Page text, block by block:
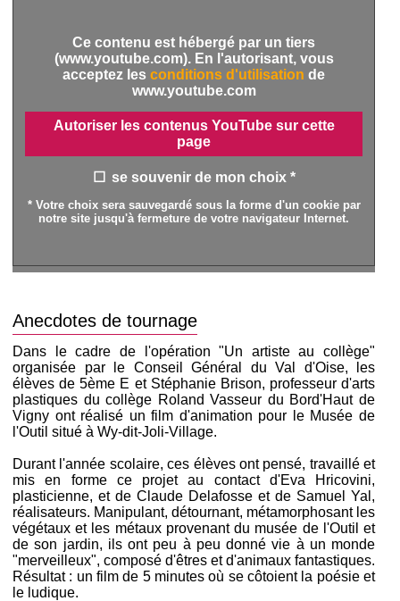
Ce contenu est hébergé par un tiers
(www.youtube.com). En l'autorisant, vous
acceptez les conditions d'utilisation de
www.youtube.com
Autoriser les contenus YouTube sur cette
page
se souvenir de mon choix *
* Votre choix sera sauvegardé sous la forme d'un cookie par
notre site jusqu'à fermeture de votre navigateur Internet.
Anecdotes de tournage
Dans le cadre de l'opération "Un artiste au collège"
organisée par le Conseil Général du Val d'Oise, les
élèves de 5ème E et Stéphanie Brison, professeur d'arts
plastiques du collège Roland Vasseur du Bord'Haut de
Vigny ont réalisé un film d'animation pour le Musée de
l'Outil situé à Wy-dit-Joli-Village.
Durant l'année scolaire, ces élèves ont pensé, travaillé et
mis en forme ce projet au contact d'Eva Hricovini,
plasticienne, et de Claude Delafosse et de Samuel Yal,
réalisateurs. Manipulant, détournant, métamorphosant les
végétaux et les métaux provenant du musée de l'Outil et
de son jardin, ils ont peu à peu donné vie à un monde
"merveilleux", composé d'êtres et d'animaux fantastiques.
Résultat : un film de 5 minutes où se côtoient la poésie et
le ludique.